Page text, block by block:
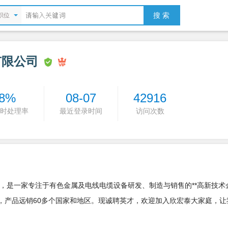
位 搜 索
公司
处理率
08-07
最近登录时间
42916
访问次数
一家专注于有色金属及电线电缆设备研发、制造与销售的**高新技术
产品远销60多个国家和地区。现诚聘英才，欢迎加入欣宏泰大家庭，让